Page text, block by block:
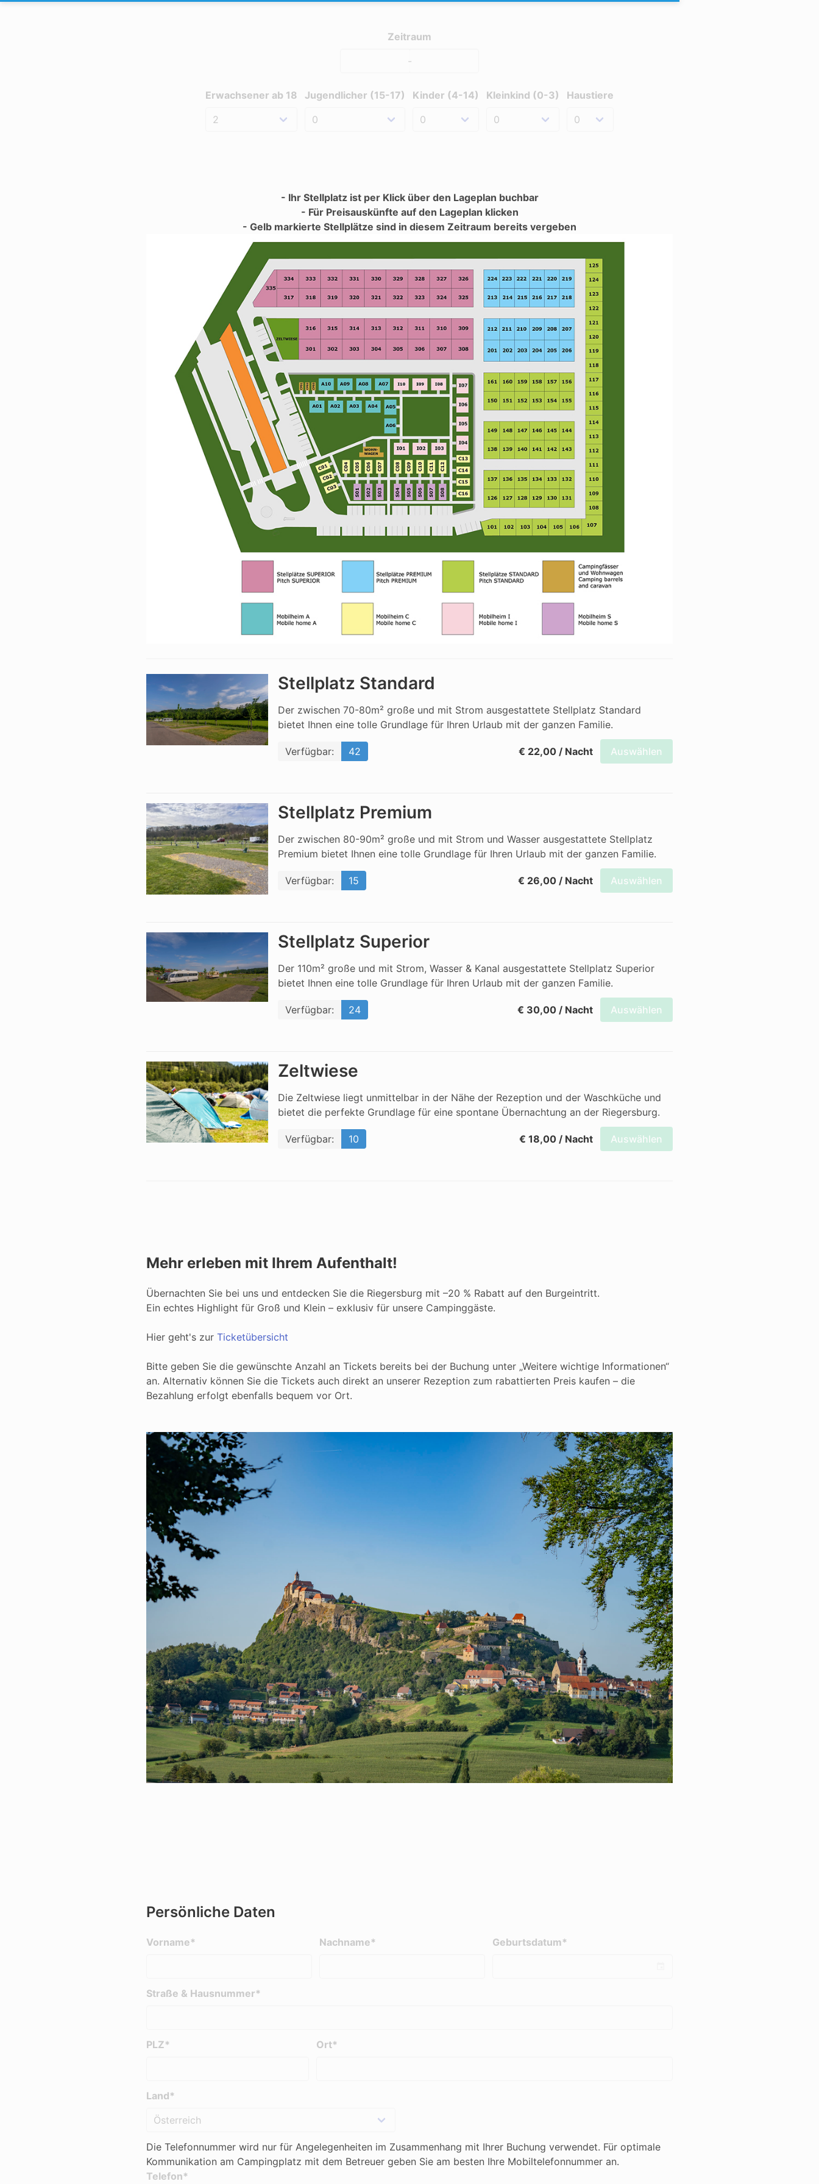
Zeitraum
-
Erwachsener ab 18 Jugendlicher (15-17) Kinder (4-14) Kleinkind (0-3) Haustiere
- Ihr Stellplatz ist per Klick über den Lageplan buchbar
- Für Preisauskünfte auf den Lageplan klicken
- Gelb markierte Stellplätze sind in diesem Zeitraum bereits vergeben
Stellplatz Standard
Der zwischen 70-80m² große und mit Strom ausgestattete Stellplatz Standard
bietet Ihnen eine tolle Grundlage für Ihren Urlaub mit der ganzen Familie.
Verfügbar: 42 € 22,00 / Nacht Auswählen
Stellplatz Premium
Der zwischen 80-90m² große und mit Strom und Wasser ausgestattete Stellplatz
Premium bietet Ihnen eine tolle Grundlage für Ihren Urlaub mit der ganzen Familie.
Verfügbar: 15 € 26,00 / Nacht Auswählen
Stellplatz Superior
Der 110m² große und mit Strom, Wasser & Kanal ausgestattete Stellplatz Superior
bietet Ihnen eine tolle Grundlage für Ihren Urlaub mit der ganzen Familie.
Verfügbar: 24 € 30,00 / Nacht Auswählen
Zeltwiese
Die Zeltwiese liegt unmittelbar in der Nähe der Rezeption und der Waschküche und
bietet die perfekte Grundlage für eine spontane Übernachtung an der Riegersburg.
Verfügbar: 10 € 18,00 / Nacht Auswählen
Mehr erleben mit Ihrem Aufenthalt!
Übernachten Sie bei uns und entdecken Sie die Riegersburg mit –20 % Rabatt auf den Burgeintritt.
Ein echtes Highlight für Groß und Klein – exklusiv für unsere Campinggäste.
Hier geht's zur Ticketübersicht
Bitte geben Sie die gewünschte Anzahl an Tickets bereits bei der Buchung unter „Weitere wichtige Informationen“
an. Alternativ können Sie die Tickets auch direkt an unserer Rezeption zum rabattierten Preis kaufen – die
Bezahlung erfolgt ebenfalls bequem vor Ort.
Persönliche Daten
Vorname* Nachname* Geburtsdatum*
Straße & Hausnummer*
PLZ* Ort*
Land*
Die Telefonnummer wird nur für Angelegenheiten im Zusammenhang mit Ihrer Buchung verwendet. Für optimale
Kommunikation am Campingplatz mit dem Betreuer geben Sie am besten Ihre Mobiltelefonnummer an.
Telefon*